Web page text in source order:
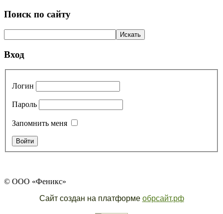
Поиск по сайту
Вход
Логин
Пароль
Запомнить меня
© ООО «Феникс»
Сайт создан на платформе обрсайт.рф